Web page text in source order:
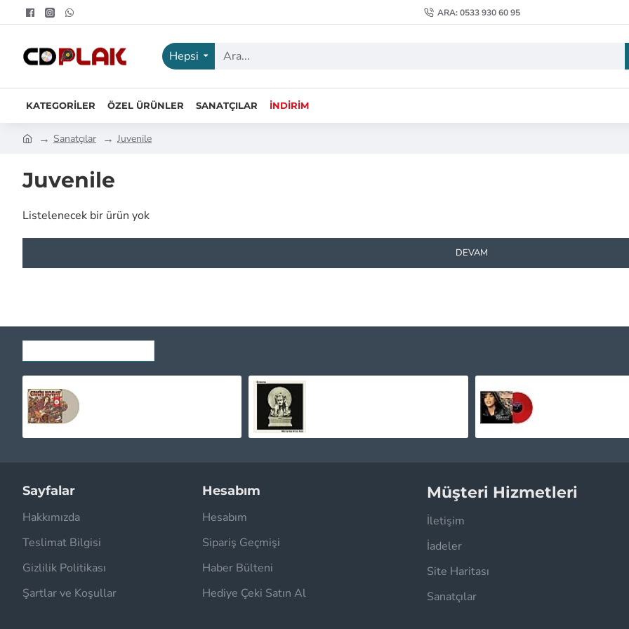
ARA: 0533 930 60 95
Hepsi
KATEGORILER ÖZEL ÜRÜNLER SANATÇILAR İNDIRIM
Sanatçılar Juvenile
Juvenile
Listelenecek bir ürün yok
DEVAM
Sayfalar
Hakkımızda
Teslimat Bilgisi
Gizlilik Politikası
Şartlar ve Koşullar
Hesabım
Hesabım
Sipariş Geçmişi
Haber Bülteni
Hediye Çeki Satın Al
Müşteri Hizmetleri
İletişim
İadeler
Site Haritası
Sanatçılar